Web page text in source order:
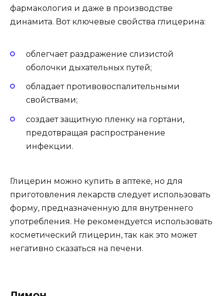
фармакология и даже в производстве
динамита. Вот ключевые свойства глицерина:
облегчает раздражение слизистой
оболочки дыхательных путей;
обладает противовоспалительными
свойствами;
создает защитную пленку на гортани,
предотвращая распространение
инфекции.
Глицерин можно купить в аптеке, но для
приготовления лекарств следует использовать
форму, предназначенную для внутреннего
употребления. Не рекомендуется использовать
косметический глицерин, так как это может
негативно сказаться на печени.